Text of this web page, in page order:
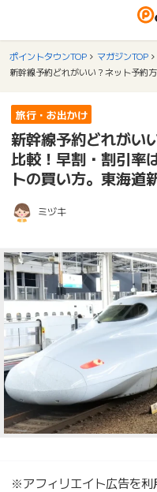
ポイントタウンTOP マガジンTOP
旅行・お出かけ
新幹線予約どれがい
比較！早割・割引率
トの買い方。東海道
ミヅキ
※アフィリエイト広告を利